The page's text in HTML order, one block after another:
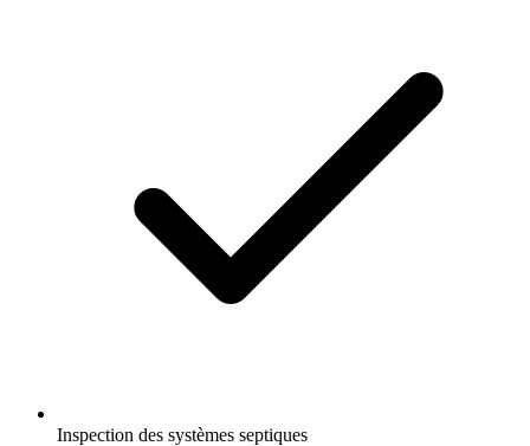
Inspection des systèmes septiques